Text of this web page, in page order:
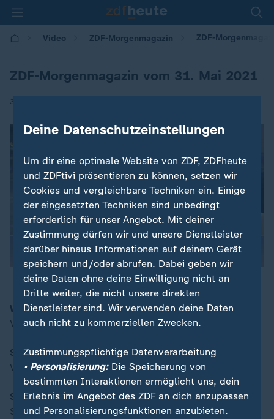
Video ZDF-Morgenmagazin ZDF-
ZDF-Morgenmagazin vom 31. Mai 2021
31.05.2021 | 05:30
00:15
Wahlkampf in Sachsen-Anhalt
Vor der Landtagswahl
Saarland öffnet Innengastronomie
Vorbereitungen und Erwartungen
Spreepark in Berlin
Sanierung und Pläne im Plänterwald
Deine Datenschutzeinstellungen
Um dir eine optimale Website von ZDF, ZDFheute
und ZDFtivi präsentieren zu können, setzen wir
Cookies und vergleichbare Techniken ein. Einige
der eingesetzten Techniken sind unbedingt
erforderlich für unser Angebot. Mit deiner
Zustimmung dürfen wir und unsere Dienstleister
darüber hinaus Informationen auf deinem Gerät
speichern und/oder abrufen. Dabei geben wir
deine Daten ohne deine Einwilligung nicht an
Dritte weiter, die nicht unsere direkten
Dienstleister sind. Wir verwenden deine Daten
auch nicht zu kommerziellen Zwecken.
Zustimmungspflichtige Datenverarbeitung
• Personalisierung:Die Speicherung von
bestimmten Interaktionen ermöglicht uns, dein
Erlebnis im Angebot des ZDF an dich anzupassen
und Personalisierungsfunktionen anzubieten.